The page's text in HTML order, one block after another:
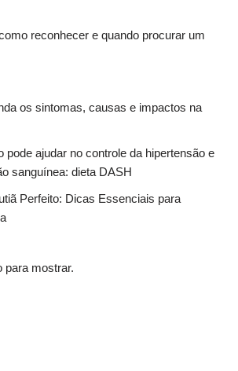
reconhecer e quando procurar um
os sintomas, causas e impactos na
pode ajudar no controle da hipertensão e
sanguínea: dieta DASH
Perfeito: Dicas Essenciais para
para mostrar.